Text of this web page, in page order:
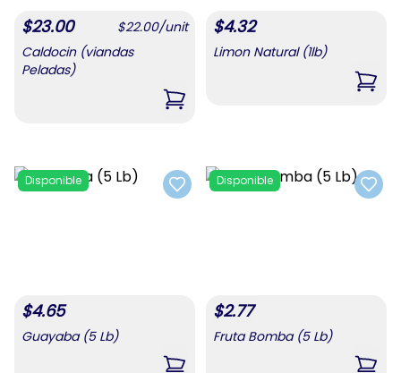
$23.00 $22.00/unit
Caldocin (viandas
Peladas)
,Caldocin (viandas Peladas)
$4.32
Limon Natural (1lb)
,
Add to favorites
Disponible
$4.65
Guayaba (5 Lb)
Add
Disponible
$2.77
Fruta Bomba (5 Lb)